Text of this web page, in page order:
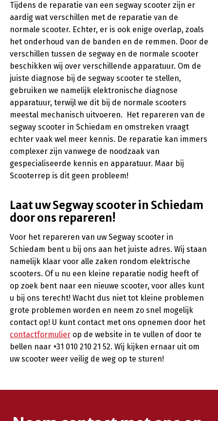
Tijdens de reparatie van een segway scooter zijn er
aardig wat verschillen met de reparatie van de
normale scooter. Echter, er is ook enige overlap, zoals
het onderhoud van de banden en de remmen. Door de
verschillen tussen de segway en de normale scooter
beschikken wij over verschillende apparatuur. Om de
juiste diagnose bij de segway scooter te stellen,
gebruiken we namelijk elektronische diagnose
apparatuur, terwijl we dit bij de normale scooters
meestal mechanisch uitvoeren. Het repareren van de
segway scooter in Schiedam en omstreken vraagt
echter vaak wel meer kennis. De reparatie kan immers
complexer zijn vanwege de noodzaak van
gespecialiseerde kennis en apparatuur. Maar bij
Scooterrep is dit geen probleem!
Laat uw Segway scooter in Schiedam
door ons repareren!
Voor het repareren van uw Segway scooter in
Schiedam bent u bij ons aan het juiste adres. Wij staan
namelijk klaar voor alle zaken rondom elektrische
scooters. Of u nu een kleine reparatie nodig heeft of
op zoek bent naar een nieuwe scooter, voor alles kunt
u bij ons terecht! Wacht dus niet tot kleine problemen
grote problemen worden en neem zo snel mogelijk
contact op! U kunt contact met ons opnemen door het
contactformulier op de website in te vullen of door te
bellen naar +31 010 210 21 52. Wij kijken ernaar uit om
uw scooter weer veilig de weg op te sturen!